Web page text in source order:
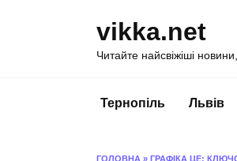
vikka.net
Читайте найсвіжіші
Тернопіль Львів
ГОЛОВНА » ГРАФІКА ЦЕ: